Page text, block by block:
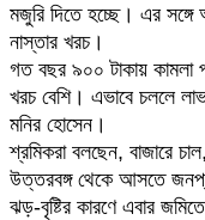
মজুরি দিতে হচ্ছে। এর সঙ্গে
নাস্তার খরচ।
গত বছর ৯০০ টাকায় কামলা
খরচ বেশি। এভাবে চললে
মনির হোসেন।
শ্রমিকরা বলছেন, বাজারে
উত্তরবঙ্গ থেকে আসতে
ঝড়-বৃষ্টির কারণে এবার